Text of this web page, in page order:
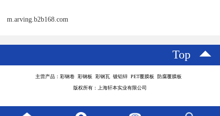
m.arving.b2b168.com
Top
主营产品：彩钢卷 彩钢板 彩钢瓦 镀铝锌 PET覆膜板 防腐覆膜板
版权所有：上海轩本实业有限公司